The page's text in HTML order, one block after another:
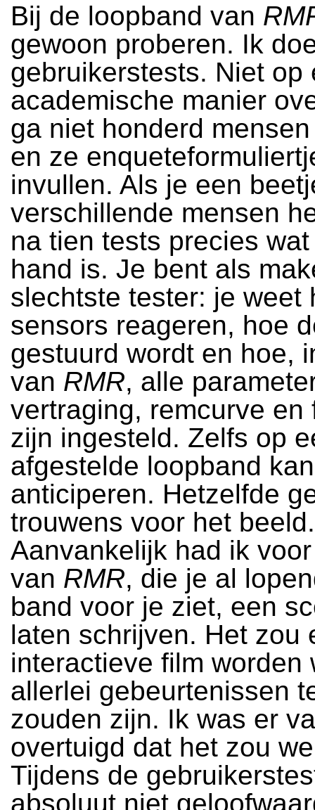
Bij de loopband van
gewoon proberen. Ik
gebruikerstests. Niet op
academische manier
ga niet honderd
en ze
invullen. Als je een
verschillende mensen
na tien tests precies
hand is. Je bent als
slechtste tester: je weet
sensors reageren, hoe
gestuurd wordt en hoe,
van RMR, alle
vertraging, remcurve en
zijn ingesteld. Zelfs op
afgestelde loopband
anticiperen. Hetzelfde
trouwens voor het beeld.
Aanvankelijk had ik
van RMR, die je al
band voor je ziet, een
laten schrijven. Het zou
interactieve film worden
allerlei gebeurtenissen
zouden zijn. Ik was er
overtuigd dat het zou
Tijdens de
absoluut niet